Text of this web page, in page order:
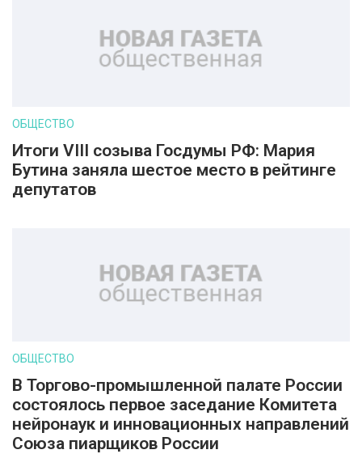
ОБЩЕСТВО
Итоги VIII созыва Госдумы РФ: Мария
Бутина заняла шестое место в рейтинге
депутатов
ОБЩЕСТВО
В Торгово-промышленной палате России
состоялось первое заседание Комитета
нейронаук и инновационных направлений
Союза пиарщиков России